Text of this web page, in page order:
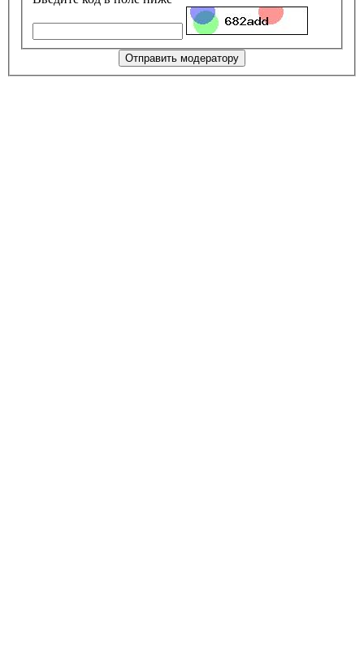
Отправить модератору